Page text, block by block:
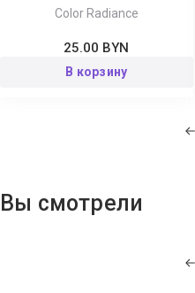
Color Radiance
25.00 BYN
В корзину
Вы смотрели